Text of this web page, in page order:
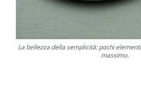
La bellezza della semplicità: pochi
massimo.